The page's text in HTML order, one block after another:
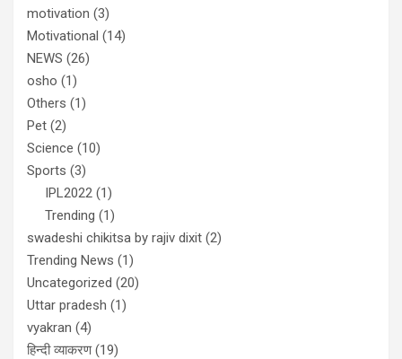
motivation (3)
Motivational (14)
NEWS (26)
osho (1)
Others (1)
Pet (2)
Science (10)
Sports (3)
IPL2022 (1)
Trending (1)
swadeshi chikitsa by rajiv dixit (2)
Trending News (1)
Uncategorized (20)
Uttar pradesh (1)
vyakran (4)
हिन्दी व्याकरण(19)